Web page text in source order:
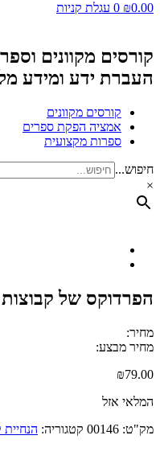
₪0.00
0 עגלת קניות
קורסים מקוונים
העברת ידע ומידע
קורסים מקוונים
אמציה הפקת ספרים
ספרות מקצועית
חיפוש...
×
הפרדוקס של קבוצות
מחיר:
מחיר מבצע:
₪79.00
המלאי אזל
מק"ט: 00146 קטגוריה: הנחיית